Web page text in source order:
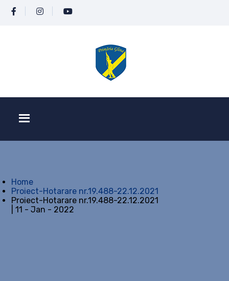
Home
Proiect-Hotarare nr.19.488-22.12.2021
Proiect-Hotarare nr.19.488-22.12.2021
| 11 - Jan - 2022